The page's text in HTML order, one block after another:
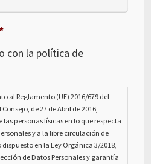
con la política de
al Reglamento (UE) 2016/679 del
de 27 de Abril de 2016,
personas físicas en lo que respecta
y a la libre circulación de
en la Ley Orgánica 3/2018,
de Datos Personales y garantía